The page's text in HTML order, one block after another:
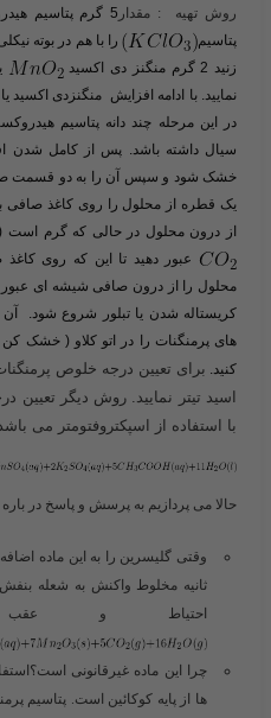
روش تهیه : مقدار 5 گرم پتاسیم هیدروکسید
پتاسیم
را با هم در بوته
زنید 2 گرم منگنز دی اکسید
نمایید. با ادامه افزایش منگنز دی اکسید
در این مرحله چند دانه پتاسیم
سیال داشته باشد. پس از کامل شدن
خشک شود و سپس آن را به دو قسمت
یک قطره از محلول را روی کاغذ صافی
از درون محلول در حالی که گرم است ( 50 درجه سلسیوس) کربن دی
عبور دهید تا این که روی
محلول را از درون صافی شیشه ای عبور
کریستاله شدن یا تبلور شروع شود.
کنید. برای تعیین درجه خلوص
اسید تیتر نمایید. روش دیگر
با استفاده از
اسپکتروفتومتر می
حالا می پردازیم به پرسش و پاسخ در باره
ثانیه مخلوط واکنش به شعله
احتیاط و
چرا این ماده غیرقانونی
ها از پایه کوکائین است. پتاسیم